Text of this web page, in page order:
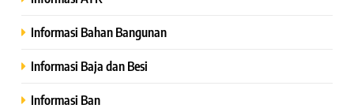
Informasi Bahan Bangunan
Informasi Baja dan Besi
Informasi Ban